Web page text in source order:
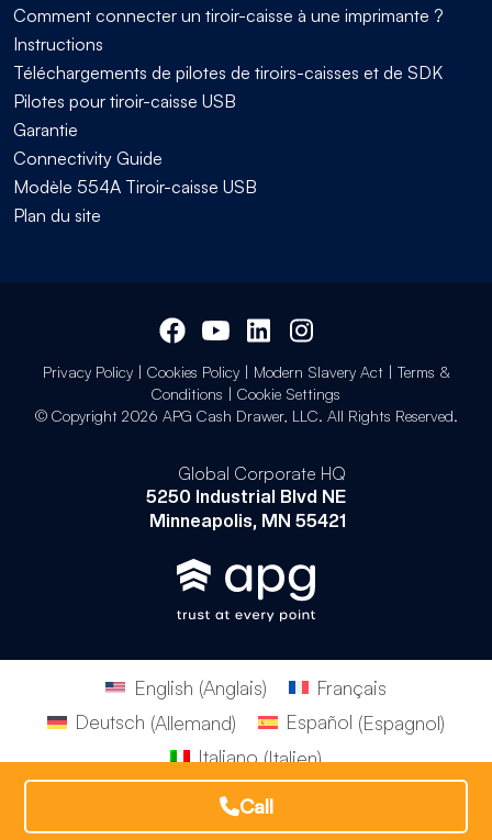
Call
Comment connecter un tiroir-caisse à une imprimante ?
Instructions
Téléchargements de pilotes de tiroirs-caisses et de SDK
Pilotes pour tiroir-caisse USB
Garantie
Connectivity Guide
Modèle 554A Tiroir-caisse USB
Plan du site
Privacy Policy| Cookies Policy| Modern Slavery Act| Terms &
Conditions | Cookie Settings
© Copyright 2026 APG Cash Drawer, LLC. All Rights Reserved.
Global Corporate HQ
5250 Industrial Blvd NE
Minneapolis, MN 55421
English (Anglais)
Français
Deutsch (Allemand) Español (Espagnol)
Italiano(Italien)
(Portugais - du Brésil